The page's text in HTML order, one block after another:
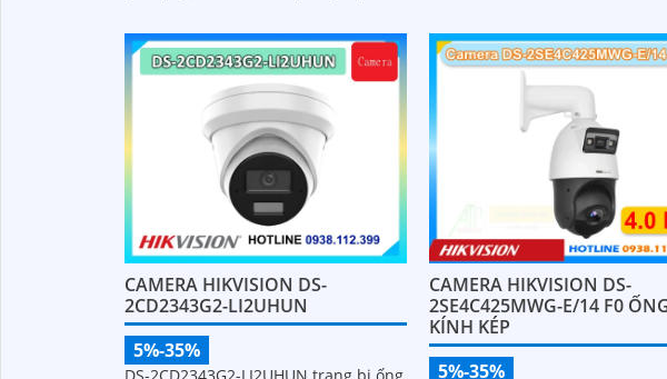
4MP hồng ngoại 200m chuẩn nén H
CAMERA HIKVISION DS-
2CD2343G2-LI2UHUN
5%-35%
CAMERA HIKVISION DS-
2SE4C425MWG-E/14 F0
KÍNH KÉP
5%-35%